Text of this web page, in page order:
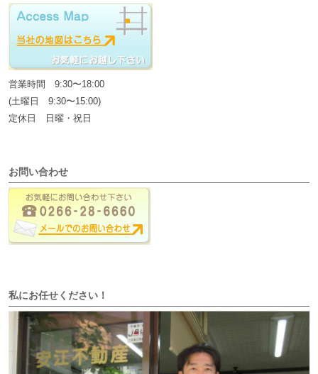
営業時間 9:30〜18:00
(土曜日 9:30〜15:00)
定休日 日曜・祝日
お問い合わせ
私にお任せください！